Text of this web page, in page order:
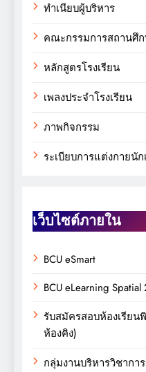
ทำเนียบผู้บริหาร
คณะกรรมการสถานศึ
หลักสูตรโรงเรียน
เพลงประจำโรงเรียน
ภาพกิจกรรม
ระเบียบการแต่งกายนัก
เว็บไซต์ภายใน
BCU eSmart
BCU eLearning
รับสมัครสอบห้องเรียน
ห้องคิง)
กลุ่มงานบริหารวิชาการ